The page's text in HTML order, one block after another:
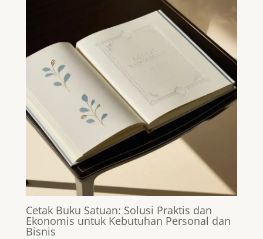
Cetak Buku Satuan: Solusi Praktis dan
Ekonomis untuk Kebutuhan Personal dan
Bisnis